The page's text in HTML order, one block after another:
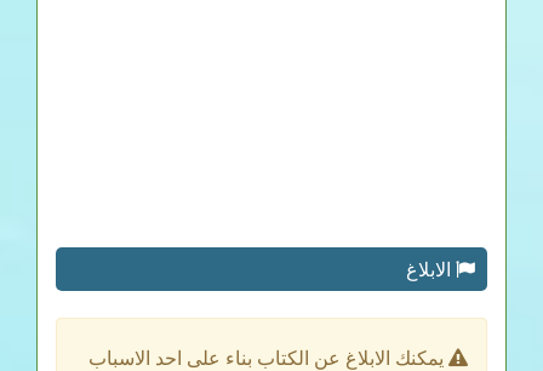
الابلاغ
يمكنك الابلاغ عن الكتاب بناء على احد الاسباب